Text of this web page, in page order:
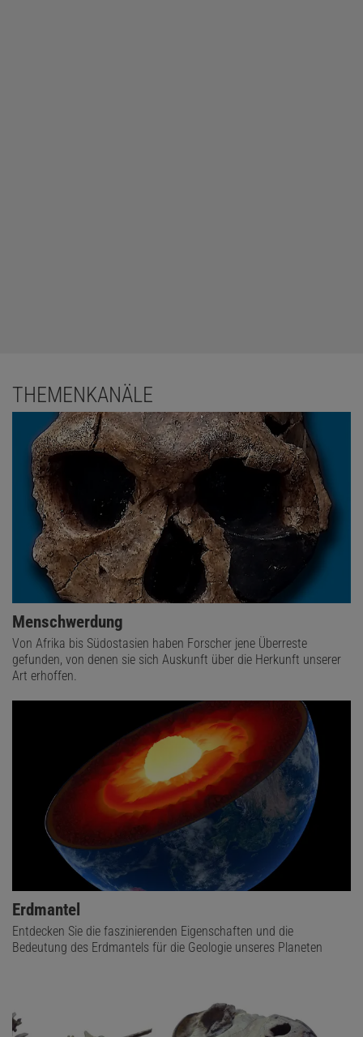
THEMENKANÄLE
Menschwerdung
Von Afrika bis Südostasien haben Forscher jene Überreste
gefunden, von denen sie sich Auskunft über die Herkunft unserer
Art erhoffen.
Erdmantel
Entdecken Sie die faszinierenden Eigenschaften und die
Bedeutung des Erdmantels für die Geologie unseres Planeten